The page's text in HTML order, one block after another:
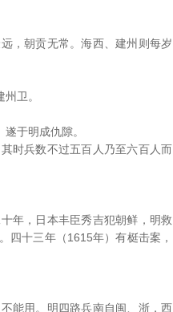
，朝贡无常。海西、建州则每岁
卫。
于明成仇隙。
时兵数不过五百人乃至六百人而
年，日本丰臣秀吉犯朝鲜，明救
四十三年（1615年）有梃击案，
能用。明四路兵南自闽、浙，西